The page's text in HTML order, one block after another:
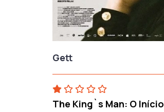
Gett
The King`s Man: O Início